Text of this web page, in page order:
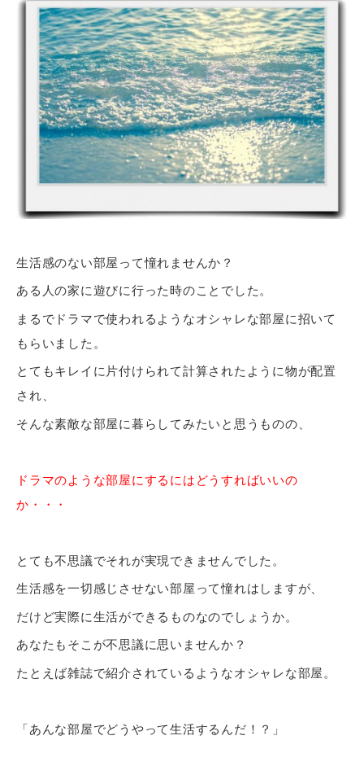
生活感のない部屋って憧れませんか？
ある人の家に遊びに行った時のことでした。
まるでドラマで使われるようなオシャレな部屋に招いて
もらいました。
とてもキレイに片付けられて計算されたように物が配置
され、
そんな素敵な部屋に暮らしてみたいと思うものの、
ドラマのような部屋にするにはどうすればいいの
か・・・
とても不思議でそれが実現できませんでした。
生活感を一切感じさせない部屋って憧れはしますが、
だけど実際に生活ができるものなのでしょうか。
あなたもそこが不思議に思いませんか？
たとえば雑誌で紹介されているようなオシャレな部屋。
「あんな部屋でどうやって生活するんだ！？」